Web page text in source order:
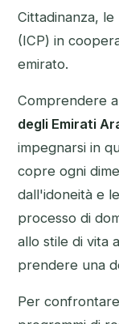
Cittadinanza,
(ICP) in
emirato.
Comprendere
degli Emirati
impegnarsi in
copre ogni
dall'idoneità e
processo di
allo stile di vita
prendere una
Per